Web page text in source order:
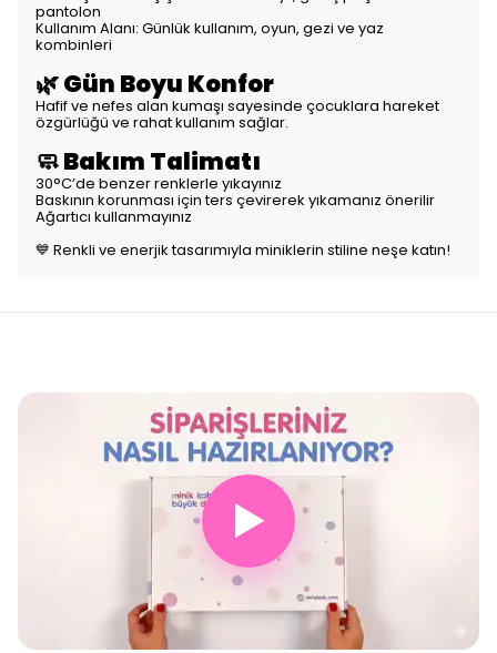
pantolon
Kullanım Alanı: Günlük kullanım, oyun, gezi ve yaz
kombinleri
🌿 Gün Boyu Konfor
Hafif ve nefes alan kumaşı sayesinde çocuklara hareket
özgürlüğü ve rahat kullanım sağlar.
🧼 Bakım Talimatı
30°C’de benzer renklerle yıkayınız
Baskının korunması için ters çevirerek yıkamanız önerilir
Ağartıcı kullanmayınız
💙 Renkli ve enerjik tasarımıyla miniklerin stiline neşe katın!
▶